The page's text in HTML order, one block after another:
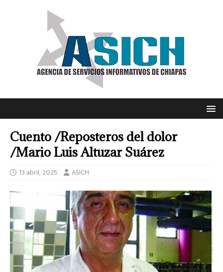
Cuento /Reposteros del dolor
/Mario Luis Altuzar Suárez
13 abril, 2025 ASICH